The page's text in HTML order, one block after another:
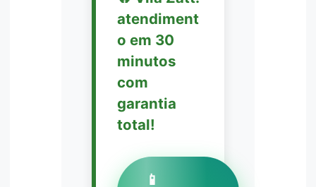
atendiment
o em 30
minutos
com
garantia
total!
📱